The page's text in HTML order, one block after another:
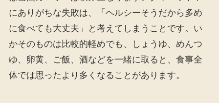
にありがちな失敗は、「ヘルシーそうだから多め
に食べても大丈夫」と考えてしまうことです。い
かそのものは比較的軽めでも、しょうゆ、めんつ
ゆ、卵黄、ご飯、酒などを一緒に取ると、食事全
体では思ったより多くなることがあります。